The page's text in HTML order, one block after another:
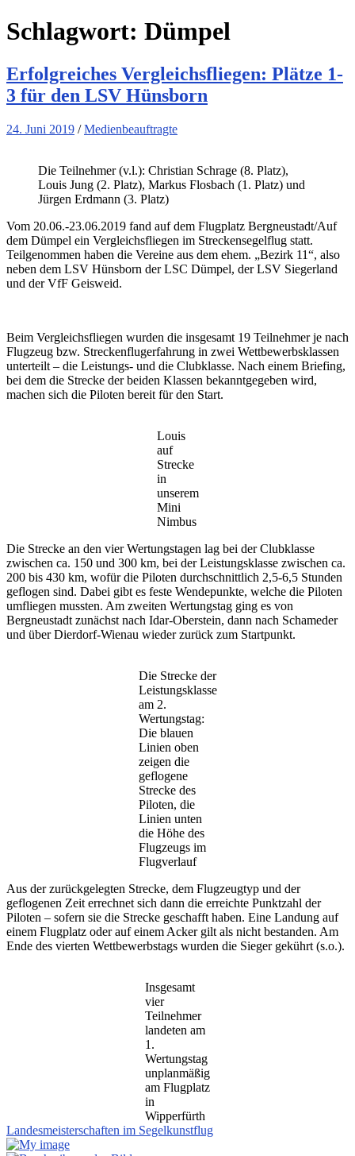
Schlagwort: Dümpel
Erfolgreiches Vergleichsfliegen: Plätze 1-
3 für den LSV Hünsborn
24. Juni 2019 /Medienbeauftragte
Die Teilnehmer (v.l.): Christian Schrage (8. Platz),
Louis Jung (2. Platz), Markus Flosbach (1. Platz) und
Jürgen Erdmann (3. Platz)
Vom 20.06.-23.06.2019 fand auf dem Flugplatz Bergneustadt/Auf
dem Dümpel ein Vergleichsfliegen im Streckensegelflug statt.
Teilgenommen haben die Vereine aus dem ehem. „Bezirk 11“, also
neben dem LSV Hünsborn der LSC Dümpel, der LSV Siegerland
und der VfF Geisweid.
Beim Vergleichsfliegen wurden die insgesamt 19 Teilnehmer je nach
Flugzeug bzw. Streckenflugerfahrung in zwei Wettbewerbsklassen
unterteilt – die Leistungs- und die Clubklasse. Nach einem Briefing,
bei dem die Strecke der beiden Klassen bekanntgegeben wird,
machen sich die Piloten bereit für den Start.
Louis
auf
Strecke
in
unserem
Mini
Nimbus
Die Strecke an den vier Wertungstagen lag bei der Clubklasse
zwischen ca. 150 und 300 km, bei der Leistungsklasse zwischen ca.
200 bis 430 km, wofür die Piloten durchschnittlich 2,5-6,5 Stunden
geflogen sind. Dabei gibt es feste Wendepunkte, welche die Piloten
umfliegen mussten. Am zweiten Wertungstag ging es von
Bergneustadt zunächst nach Idar-Oberstein, dann nach Schameder
und über Dierdorf-Wienau wieder zurück zum Startpunkt.
Die Strecke der
Leistungsklasse
am 2.
Wertungstag:
Die blauen
Linien oben
zeigen die
geflogene
Strecke des
Piloten, die
Linien unten
die Höhe des
Flugzeugs im
Flugverlauf
Aus der zurückgelegten Strecke, dem Flugzeugtyp und der
geflogenen Zeit errechnet sich dann die erreichte Punktzahl der
Piloten – sofern sie die Strecke geschafft haben. Eine Landung auf
einem Flugplatz oder auf einem Acker gilt als nicht bestanden. Am
Ende des vierten Wettbewerbstags wurden die Sieger gekührt (s.o.).
Insgesamt
vier
Teilnehmer
landeten am
1.
Wertungstag
unplanmäßig
am Flugplatz
in
Wipperfürth
Landesmeisterschaften im Segelkunstflug